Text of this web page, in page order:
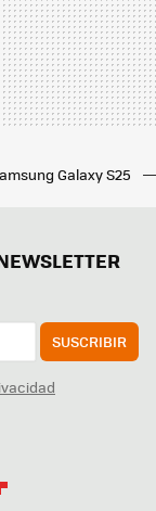
Galaxy S25
SUSCRIBIR